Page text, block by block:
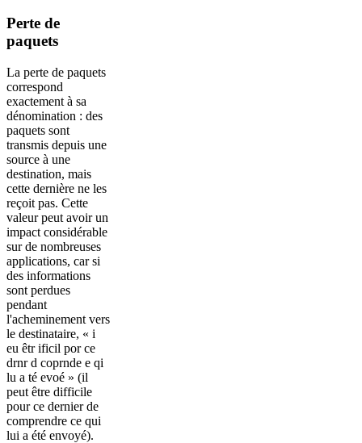
Perte de
paquets
La perte de paquets
correspond
exactement à sa
dénomination : des
paquets sont
transmis depuis une
source à une
destination, mais
cette dernière ne les
reçoit pas. Cette
valeur peut avoir un
impact considérable
sur de nombreuses
applications, car si
des informations
sont perdues
pendant
l'acheminement vers
le destinataire, « i
eu êtr ificil por ce
drnr d coprnde e qi
lu a té evoé » (il
peut être difficile
pour ce dernier de
comprendre ce qui
lui a été envoyé).